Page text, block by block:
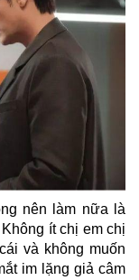
nên làm nữa là
ít chị em chị
và không muốn
im lặng giả câm